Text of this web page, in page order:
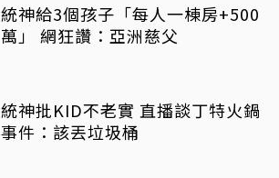
統神給3個孩子「每人一棟房+500
萬」 網狂讚：亞洲慈父
統神批KID不老實 直播談丁特火鍋
事件：該丟垃圾桶